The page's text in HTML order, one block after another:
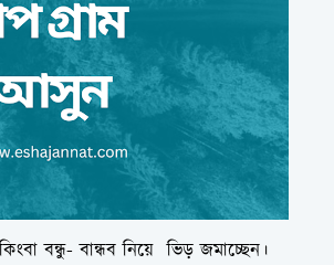
বন্ধু- বান্ধব নিয়ে ভিড় জমাচ্ছেন।